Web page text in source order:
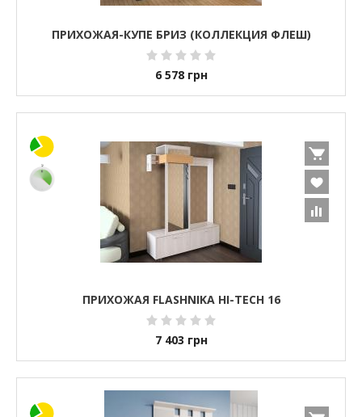
ПРИХОЖАЯ-КУПЕ БРИЗ (КОЛЛЕКЦИЯ ФЛЕШ)
6 578 грн
ПРИХОЖАЯ FLASHNIKA HI-TECH 16
7 403 грн